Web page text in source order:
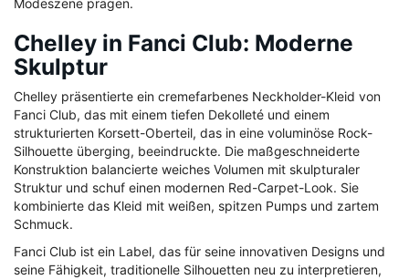
Modeszene prägen.
Chelley in Fanci Club: Moderne
Skulptur
Chelley präsentierte ein cremefarbenes Neckholder-Kleid von
Fanci Club, das mit einem tiefen Dekolleté und einem
strukturierten Korsett-Oberteil, das in eine voluminöse Rock-
Silhouette überging, beeindruckte. Die maßgeschneiderte
Konstruktion balancierte weiches Volumen mit skulpturaler
Struktur und schuf einen modernen Red-Carpet-Look. Sie
kombinierte das Kleid mit weißen, spitzen Pumps und zartem
Schmuck.
Fanci Club ist ein Label, das für seine innovativen Designs und
seine Fähigkeit, traditionelle Silhouetten neu zu interpretieren,